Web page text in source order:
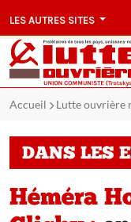
LES AUTRES SITES
Accueil Lutte ouvrière
DANS LES
Héméra